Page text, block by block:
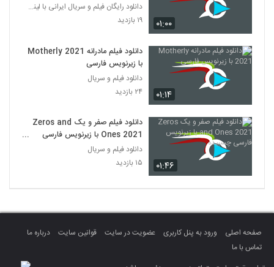
۰۱:۰۰
دانلود رایگان فیلم و سریال ایرانی با لینک مستقیم
۱۹ بازدید
۰۱:۱۴
دانلود فیلم مادرانه Motherly 2021
با زیرنویس فارسی
دانلود فیلم و سریال
۲۴ بازدید
۰۱:۴۶
دانلود فیلم صفر و یک Zeros and
Ones 2021 با زیرنویس فارسی
چسبیده
دانلود فیلم و سریال
۱۵ بازدید
صفحه اصلی ورود به پنل کاربری عضویت در سایت قوانین سایت
درباره ما
تماس با ما